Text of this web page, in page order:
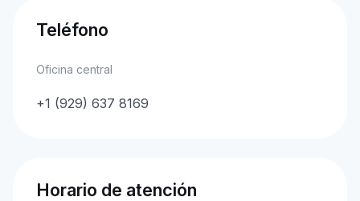
Teléfono
Oficina central
+1 (929) 637 8169
Horario de atención